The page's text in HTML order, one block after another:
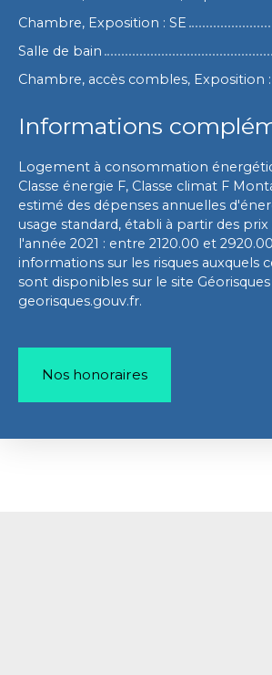
Chambre, Exposition : SE
Salle de bain
Chambre, accès combles, Exposition :
Informations
Logement à consommation
Classe énergie F, Classe climat F
estimé des dépenses annuelles
usage standard, établi à partir des
l'année 2021 : entre 2120.00 et
informations sur les risques auxquels
sont disponibles sur le site Géorisques
georisques.gouv.fr.
Nos honoraires